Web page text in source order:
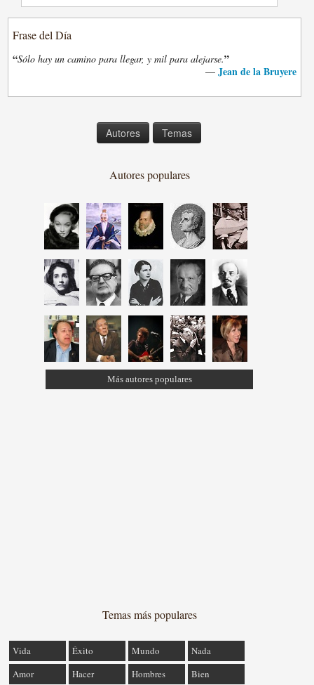
Frase del Día
“Sólo hay un camino para llegar, y mil para alejarse.”
— Jean de la Bruyere
Autores Temas
Autores populares
Más autores populares
Temas más populares
Vida Éxito Mundo
Nada
Amor
Hacer Hombres Bien